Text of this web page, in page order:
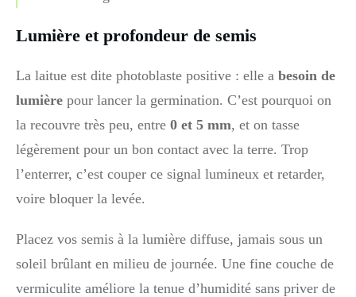
Lumière et profondeur de semis
La laitue est dite photoblaste positive : elle a besoin de
lumière pour lancer la germination. C’est pourquoi on
la recouvre très peu, entre 0 et 5 mm, et on tasse
légèrement pour un bon contact avec la terre. Trop
l’enterrer, c’est couper ce signal lumineux et retarder,
voire bloquer la levée.
Placez vos semis à la lumière diffuse, jamais sous un
soleil brûlant en milieu de journée. Une fine couche de
vermiculite améliore la tenue d’humidité sans priver de